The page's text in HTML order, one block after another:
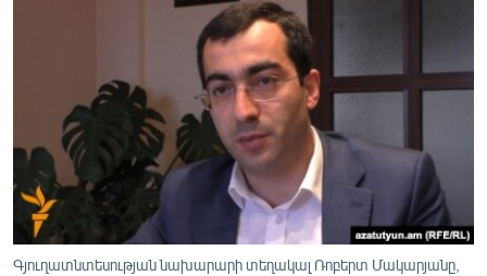
ՄՇԱԿՈՒՅԹ
ՍՊՈՐՏ
ՄԵԿՆԱԲԱՆՈՒԹՅՈՒՆ
ՏՏ ԵՒ ԻՆՏԵՐՆԵՏ
Գյուղատնտեսության նախարարի տեղակալ Ռոբերտ Մակարյանը,